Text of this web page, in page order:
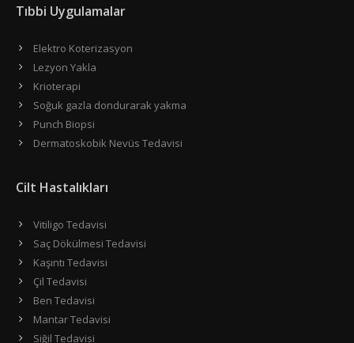
Tıbbi Uygulamalar
Elektro Koterizasyon
Lezyon Yakla
Krioterapi
Soğuk gazla dondurarak yakma
Punch Biopsi
Dermatoskobik Nevüs Tedavisi
Cilt Hastalıkları
Vitiligo Tedavisi
Saç Dökülmesi Tedavisi
Kaşıntı Tedavisi
Çil Tedavisi
Ben Tedavisi
Mantar Tedavisi
Siğil Tedavisi